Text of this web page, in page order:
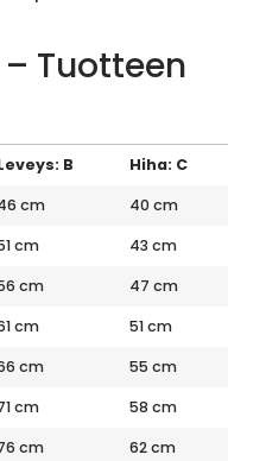
Tuotteen
B
Hiha: C
cm
40 cm
cm
43 cm
cm
47 cm
cm
51 cm
cm
55 cm
cm
58 cm
cm
62 cm